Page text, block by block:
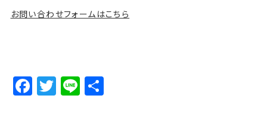
お問い合わせフォームはこちら
F
a
T
w
Li
n
S